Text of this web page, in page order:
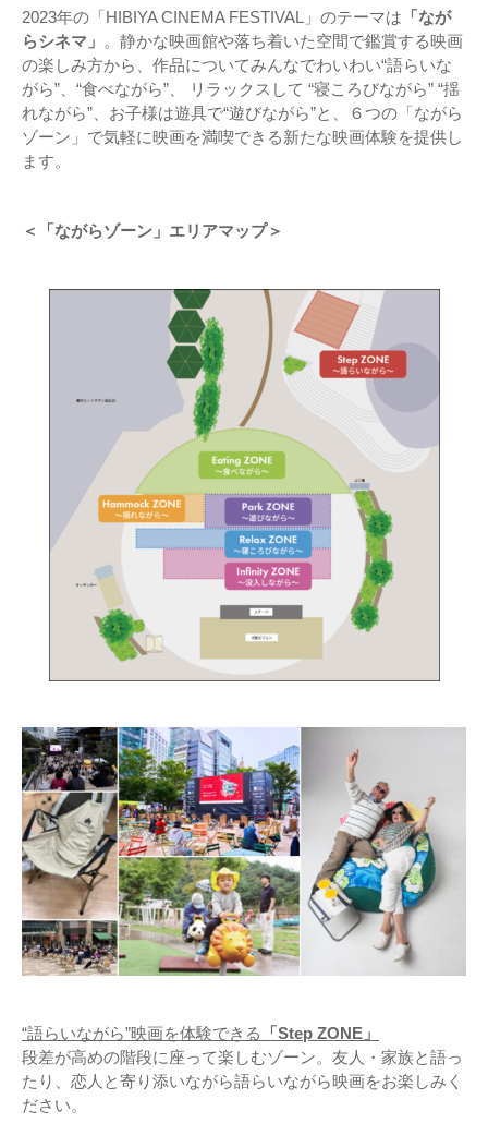
2023年の「HIBIYA CINEMA FESTIVAL」のテーマは 「なが
らシネマ」 。静かな映画館や落ち着いた空間で鑑賞する映画
の楽しみ方から、作品についてみんなでわいわい“語らいな
がら”、“食べながら”、 リラックスして “寝ころびながら” “揺
れながら”、お子様は遊具で“遊びながら”と、６つの「ながら
ゾーン」で気軽に映画を満喫できる新たな映画体験を提供し
ます。
＜「ながらゾーン」エリアマップ＞
“語らいながら”映画を体験できる
「Step ZONE」
段差が高めの階段に座って楽しむゾーン。友人・家族と語っ
たり、恋人と寄り添いながら語らいながら映画をお楽しみく
ださい。